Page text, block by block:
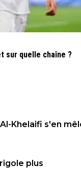
sur quelle chaîne ?
Khelaifi s'en
plus